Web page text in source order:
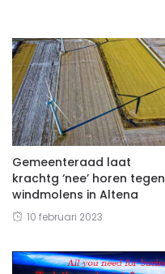
Gemeenteraad laat
krachtg ‘nee’ horen tegen
windmolens in Altena
10 februari 2023